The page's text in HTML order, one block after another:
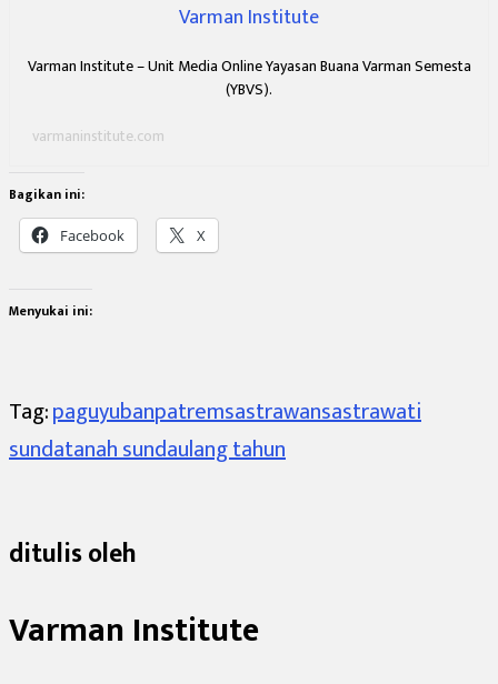
Varman Institute
Varman Institute – Unit Media Online Yayasan Buana Varman Semesta
(YBVS).
varmaninstitute.com
Bagikan ini:
Facebook X
Menyukai ini:
Tag:paguyubanpatremsastrawansastrawati
sundatanah sundaulang tahun
ditulis oleh
Varman Institute